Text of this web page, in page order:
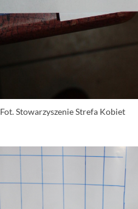
Fot. Stowarzyszenie Strefa Kobiet